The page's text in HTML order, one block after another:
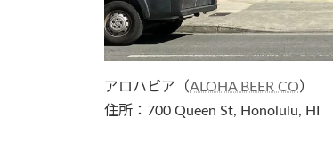
アロハビア（ALOHA BEER CO）
住所：700 Queen St, Honolulu, HI